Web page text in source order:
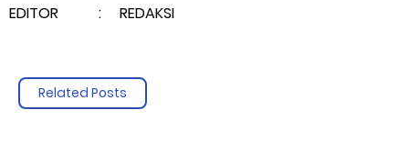
EDITOR : REDAKSI
Related Posts